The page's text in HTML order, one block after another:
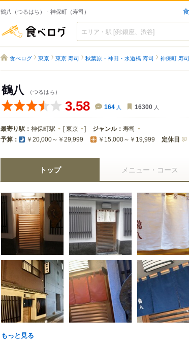
鶴八（つるはち） - 神保町（寿司）
食べログ
食べログ 東京 東京 寿司 秋葉原・神田・水道橋 寿司 神保町 寿司
鶴八 （つるはち）
3.58 164 人 16300 人
最寄り駅： 神保町駅 [東京 ] ジャンル： 寿司
予算： ￥20,000～￥29,999 ￥15,000～￥19,999 定休日
トップ メニュー・コース
もっと見る